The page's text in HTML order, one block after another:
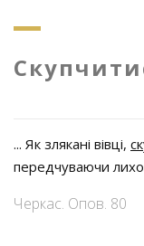
... Як злякані вівці,
передчуваючи
Черкас. Опов. 80